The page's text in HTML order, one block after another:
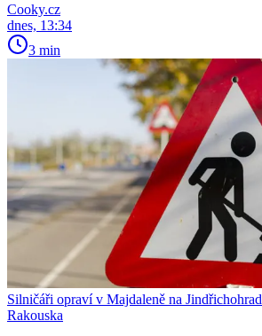
Cooky.cz
dnes, 13:34
3 min
Silničáři opraví v Majdaleně na
Rakouska